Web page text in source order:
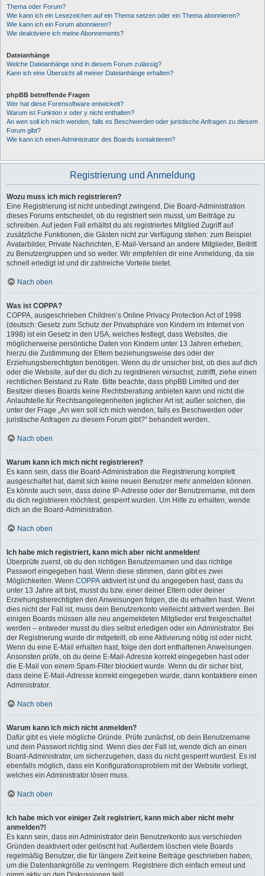
Thema oder Forum?
Wie kann ich ein Lesezeichen auf ein Thema setzen oder ein Thema abonnieren?
Wie kann ich ein Forum abonnieren?
Wie deaktiviere ich meine Abonnements?
Dateianhänge
Welche Dateianhänge sind in diesem Forum zulässig?
Kann ich eine Übersicht all meiner Dateianhänge erhalten?
phpBB betreffende Fragen
Wer hat diese Forensoftware entwickelt?
Warum ist Funktion x oder y nicht enthalten?
An wen soll ich mich wenden, falls es Beschwerden oder juristische Anfragen zu diesem
Forum gibt?
Wie kann ich einen Administrator des Boards kontaktieren?
Registrierung und Anmeldung
Wozu muss ich mich registrieren?
Eine Registrierung ist nicht unbedingt zwingend. Die Board-Administration
dieses Forums entscheidet, ob du registriert sein musst, um Beiträge zu
schreiben. Auf jeden Fall erhältst du als registriertes Mitglied Zugriff auf
zusätzliche Funktionen, die Gästen nicht zur Verfügung stehen: zum Beispiel
Avatarbilder, Private Nachrichten, E-Mail-Versand an andere Mitglieder, Beitritt
zu Benutzergruppen und so weiter. Wir empfehlen dir eine Anmeldung, da sie
schnell erledigt ist und dir zahlreiche Vorteile bietet.
Nach oben
Was ist COPPA?
COPPA, ausgeschrieben Children’s Online Privacy Protection Act of 1998
(deutsch: Gesetz zum Schutz der Privatsphäre von Kindern im Internet von
1998) ist ein Gesetz in den USA, welches festlegt, dass Websites, die
möglicherweise persönliche Daten von Kindern unter 13 Jahren erheben,
hierzu die Zustimmung der Eltern beziehungsweise des oder der
Erziehungsberechtigten benötigen. Wenn du dir unsicher bist, ob dies auf dich
oder die Website, auf der du dich zu registrieren versuchst, zutrifft, ziehe einen
rechtlichen Beistand zu Rate. Bitte beachte, dass phpBB Limited und der
Besitzer dieses Boards keine Rechtsberatung anbieten kann und nicht die
Anlaufstelle für Rechtsangelegenheiten jeglicher Art ist; außer solchen, die
unter der Frage „An wen soll ich mich wenden, falls es Beschwerden oder
juristische Anfragen zu diesem Forum gibt?“ behandelt werden.
Nach oben
Warum kann ich mich nicht registrieren?
Es kann sein, dass die Board-Administration die Registrierung komplett
ausgeschaltet hat, damit sich keine neuen Benutzer mehr anmelden können.
Es könnte auch sein, dass deine IP-Adresse oder der Benutzername, mit dem
du dich registrieren möchtest, gesperrt wurden. Um Hilfe zu erhalten, wende
dich an die Board-Administration.
Nach oben
Ich habe mich registriert, kann mich aber nicht anmelden!
Überprüfe zuerst, ob du den richtigen Benutzernamen und das richtige
Passwort eingegeben hast. Wenn diese stimmen, dann gibt es zwei
Möglichkeiten. Wenn COPPA aktiviert ist und du angegeben hast, dass du
unter 13 Jahre alt bist, musst du bzw. einer deiner Eltern oder deiner
Erziehungsberechtigten den Anweisungen folgen, die du erhalten hast. Wenn
dies nicht der Fall ist, muss dein Benutzerkonto vielleicht aktiviert werden. Bei
einigen Boards müssen alle neu angemeldeten Mitglieder erst freigeschaltet
werden – entweder musst du dies selbst erledigen oder ein Administrator. Bei
der Registrierung wurde dir mitgeteilt, ob eine Aktivierung nötig ist oder nicht.
Wenn du eine E-Mail erhalten hast, folge den dort enthaltenen Anweisungen.
Ansonsten prüfe, ob du deine E-Mail-Adresse korrekt eingegeben hast oder
die E-Mail von einem Spam-Filter blockiert wurde. Wenn du dir sicher bist,
dass deine E-Mail-Adresse korrekt eingegeben wurde, dann kontaktiere einen
Administrator.
Nach oben
Warum kann ich mich nicht anmelden?
Dafür gibt es viele mögliche Gründe. Prüfe zunächst, ob dein Benutzername
und dein Passwort richtig sind. Wenn dies der Fall ist, wende dich an einen
Board-Administrator, um sicherzugehen, dass du nicht gesperrt wurdest. Es ist
ebenfalls möglich, dass ein Konfigurationsproblem mit der Website vorliegt,
welches ein Administrator lösen muss.
Nach oben
Ich habe mich vor einiger Zeit registriert, kann mich aber nicht mehr
anmelden?!
Es kann sein, dass ein Administrator dein Benutzerkonto aus verschieden
Gründen deaktiviert oder gelöscht hat. Außerdem löschen viele Boards
regelmäßig Benutzer, die für längere Zeit keine Beiträge geschrieben haben,
um die Datenbankgröße zu verringern. Registriere dich einfach erneut und